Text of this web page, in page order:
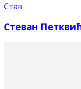
Став
Стеван